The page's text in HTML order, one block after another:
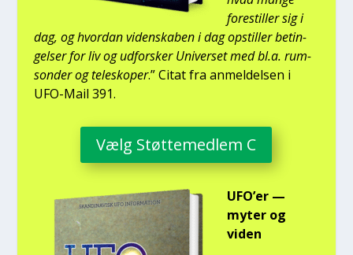
fore­stil­ler sig i
dag, og hvor­dan viden­ska­ben i dag opstil­ler betin­
gel­ser for liv og udfor­sker Uni­ver­set med bl.a. rum­
son­der og telesko­per.” Citat fra anmel­del­sen i
UFO-Mail 391.
Vælg Støt­te­med­lem C
UFO’er —
myter og
viden